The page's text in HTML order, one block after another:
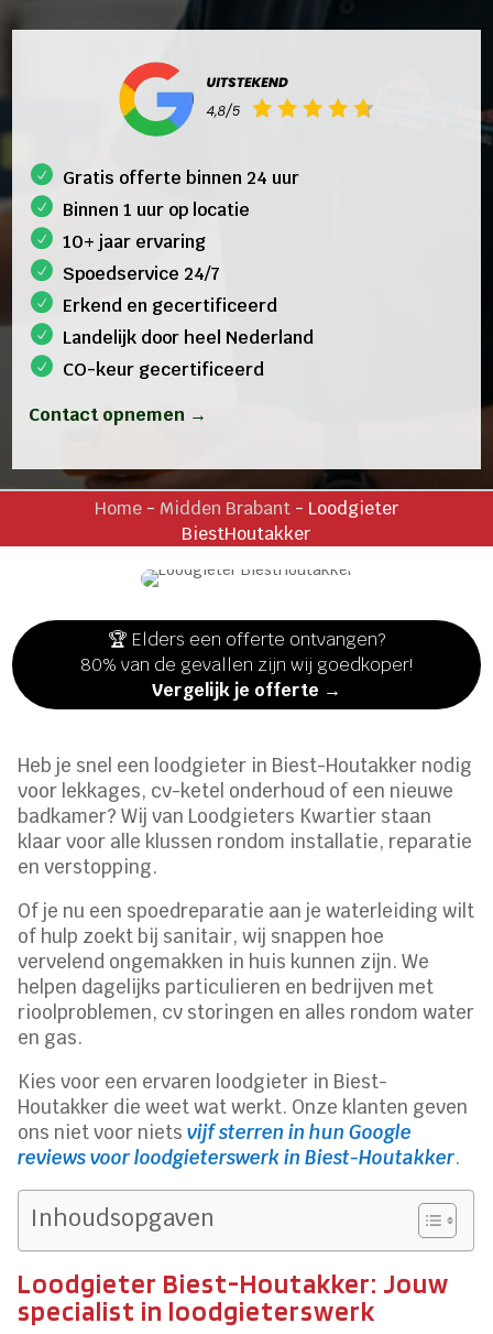
Gratis offerte binnen 24 uur
Binnen 1 uur op locatie
10+ jaar ervaring
Spoedservice 24/7
Erkend en gecertificeerd
Landelijk door heel Nederland
CO-keur gecertificeerd
Contact opnemen →
Home- Midden Brabant- Loodgieter
BiestHoutakker
🏆 Elders een offerte ontvangen?
80% van de gevallen zijn wij goedkoper!
Vergelijk je offerte →
Heb je snel een loodgieter in Biest-Houtakker nodig
voor lekkages, cv-ketel onderhoud of een nieuwe
badkamer? Wij van Loodgieters Kwartier staan
klaar voor alle klussen rondom installatie, reparatie
en verstopping.
Of je nu een spoedreparatie aan je waterleiding wilt
of hulp zoekt bij sanitair, wij snappen hoe
vervelend ongemakken in huis kunnen zijn. We
helpen dagelijks particulieren en bedrijven met
rioolproblemen, cv storingen en alles rondom water
en gas.
Kies voor een ervaren loodgieter in Biest-
Houtakker die weet wat werkt. Onze klanten geven
ons niet voor nietsvijf sterren in hun Google
reviews voor loodgieterswerk in Biest-Houtakker.
Inhoudsopgaven
Loodgieter Biest-Houtakker: Jouw
specialist in loodgieterswerk